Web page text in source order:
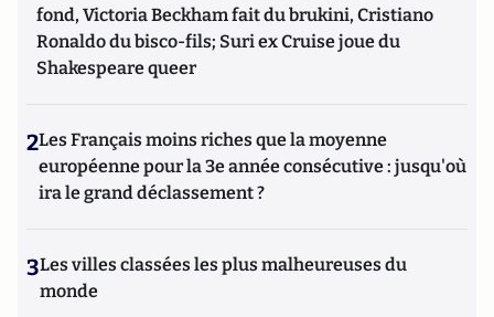
fond, Victoria Beckham fait du brukini, Cristiano
Ronaldo du bisco-fils; Suri ex Cruise joue du
Shakespeare queer
2Les Français moins riches que la moyenne
européenne pour la 3e année consécutive : jusqu'où
ira le grand déclassement ?
3Les villes classées les plus malheureuses du
monde